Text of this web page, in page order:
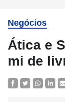
Negócios
Ática e
mi de